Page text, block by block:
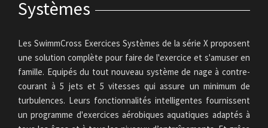
Systèmes
Les SwimmCross Exercices Systèmes de la série X proposent
une solution complète pour faire de l'exercice et s'amuser en
famille. Equipés du tout nouveau système de nage à contre-
courant à 5 jets et 5 vitesses qui assure un minimum de
turbulences. Leurs fonctionnalités intelligentes fournissent
un programme d'exercices aérobiques aquatiques adaptés à